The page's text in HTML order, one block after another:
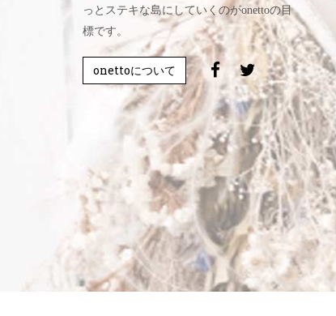
っとステキな島にしていくのがonettoの目
標です。
onettoについて